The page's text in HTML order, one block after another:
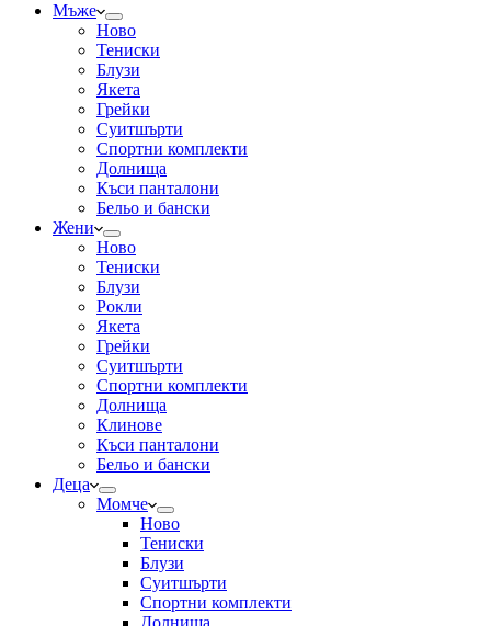
Мъже
Ново
Тениски
Блузи
Якета
Грейки
Суитшърти
Спортни комплекти
Долнища
Къси панталони
Бельо и бански
Жени
Ново
Тениски
Блузи
Рокли
Якета
Грейки
Суитшърти
Спортни комплекти
Долнища
Клинове
Къси панталони
Бельо и бански
Деца
Момче
Ново
Тениски
Блузи
Суитшърти
Спортни комплекти
Долнища